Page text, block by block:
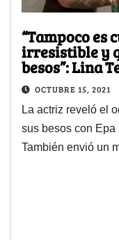
“Tampoco es
irresistible y
besos”: Lina
OCTUBRE 15, 2021
La actriz reveló el
sus besos con
También envió un